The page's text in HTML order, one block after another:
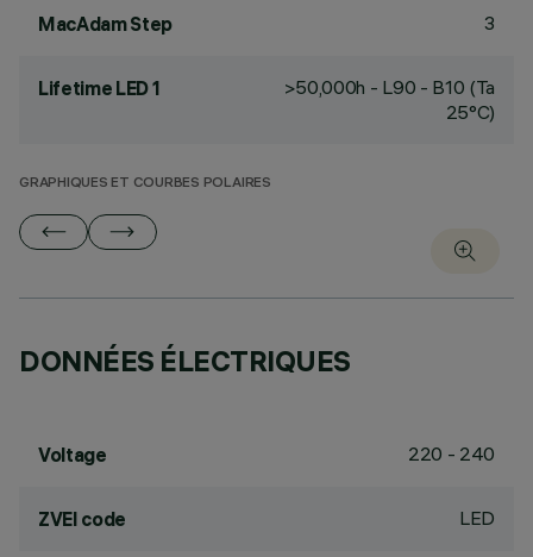
MacAdam Step 3
Lifetime LED 1
>50,000h - L90 - B10 (Ta
25°C)
GRAPHIQUES ET COURBES POLAIRES
DONNÉES ÉLECTRIQUES
Voltage 220 - 240
ZVEI code LED